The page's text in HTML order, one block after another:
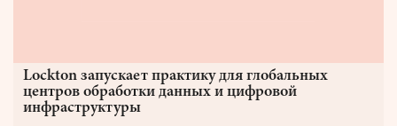
Lockton запускает практику для глобальных
центров обработки данных и цифровой
инфраструктуры